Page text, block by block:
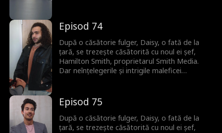
dragostea adevărată.
Episod 74
După o căsătorie fulger, Daisy, o fată de la
țară, se trezește căsătorită cu noul ei șef,
Hamilton Smith, proprietarul Smith Media.
Dar neînțelegerile și intrigile maleficei
dragostea adevărată.
Episod 75
După o căsătorie fulger, Daisy, o fată de la
țară, se trezește căsătorită cu noul ei șef,